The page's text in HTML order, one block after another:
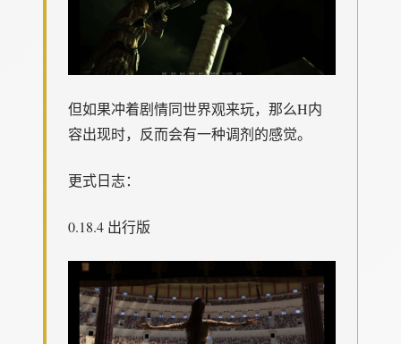
但如果冲着剧情同世界观来玩，那么H内
容出现时，反而会有一种调剂的感觉。
更式日志：
0.18.4 出行版